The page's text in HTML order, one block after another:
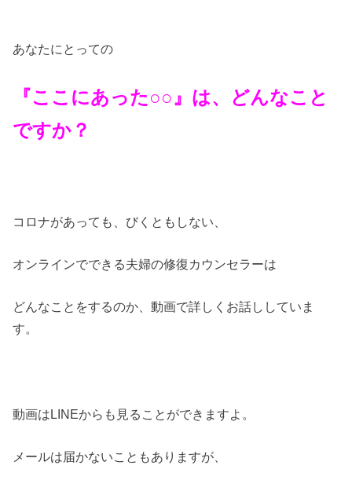
あなたにとっての
『ここにあった○○』は、どんなこと
ですか？
コロナがあっても、びくともしない、
オンラインでできる夫婦の修復カウンセラーは
どんなことをするのか、動画で詳しくお話ししていま
す。
動画はLINEからも見ることができますよ。
メールは届かないこともありますが、